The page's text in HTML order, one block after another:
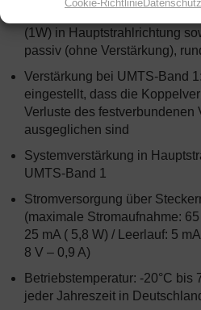
Cookie-Richtlinie
(1W) in Hauptstrahlrichtung
passiv (ohne Verstärkung),
Verstärkung bei UMTS-Band
eingestellt, dass die
Verluste des festverbundenen
ausgeglichen sind
Systemverstärkung in
UMTS-Band 1
Stromversorgung über
(maximale Stromaufnahme:
25 mA ( 5,8 W) / Leerlauf: 5
8 V – 0,9 A)
Betriebstemperatur: -20°C bis
jeder Jahreszeit in